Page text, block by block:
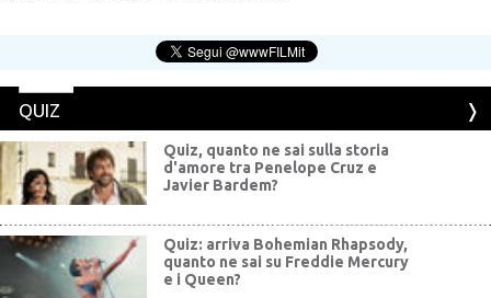
QUIZ
Quiz, quanto ne sai sulla storia
d'amore tra Penelope Cruz e
Javier Bardem?
Quiz: arriva Bohemian Rhapsody,
quanto ne sai su Freddie Mercury
e i Queen?